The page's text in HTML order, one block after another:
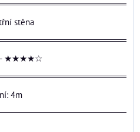
stěna
- ★★★★☆
4m